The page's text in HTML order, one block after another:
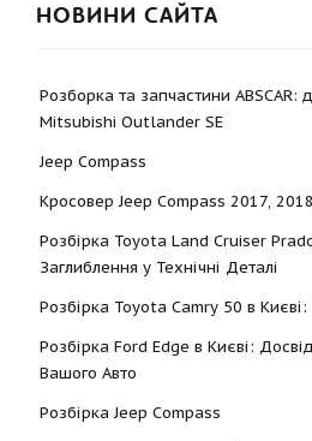
НОВИНИ САЙТА
Розборка та запчастини ABSCAR:
Mitsubishi Outlander SE
Jeep Compass
Кросовер Jeep Compass 2017,
Розбірка Toyota Land Cruiser
Заглиблення у Технічні Деталі
Розбірка Toyota Camry 50 в
Розбірка Ford Edge в Києві:
Вашого Авто
Розбірка Jeep Compass